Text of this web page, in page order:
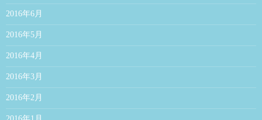
2016年6月
2016年5月
2016年4月
2016年3月
2016年2月